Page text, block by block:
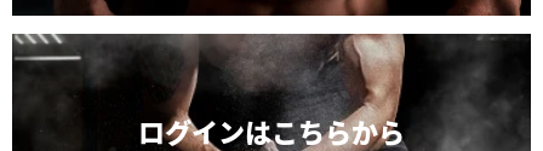
ログインはこちらから